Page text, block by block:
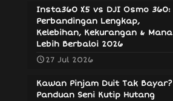
Insta360 X5 vs DJI Osmo 360:
Perbandingan Lengkap,
Kelebihan, Kekurangan & Mana
Lebih Berbaloi 2026
27 Jul 2026
Kawan Pinjam Duit Tak Bayar?
Panduan Seni Kutip Hutang